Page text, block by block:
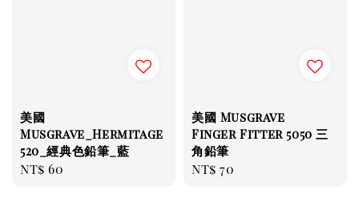
美國
Musgrave_Hermitage
520_經典色鉛筆_藍
Regular
NT$ 60
美國 Musgrave
Finger Fitter 5050 三
角鉛筆
Regular
NT$ 70